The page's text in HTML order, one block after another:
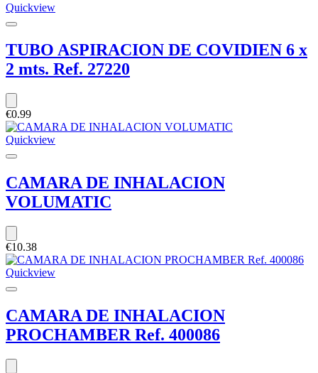
Quickview
TUBO ASPIRACION DE COVIDIEN 6 x
2 mts. Ref. 27220
€0.99
Quickview
CAMARA DE INHALACION
VOLUMATIC
€10.38
Quickview
CAMARA DE INHALACION
PROCHAMBER Ref. 400086